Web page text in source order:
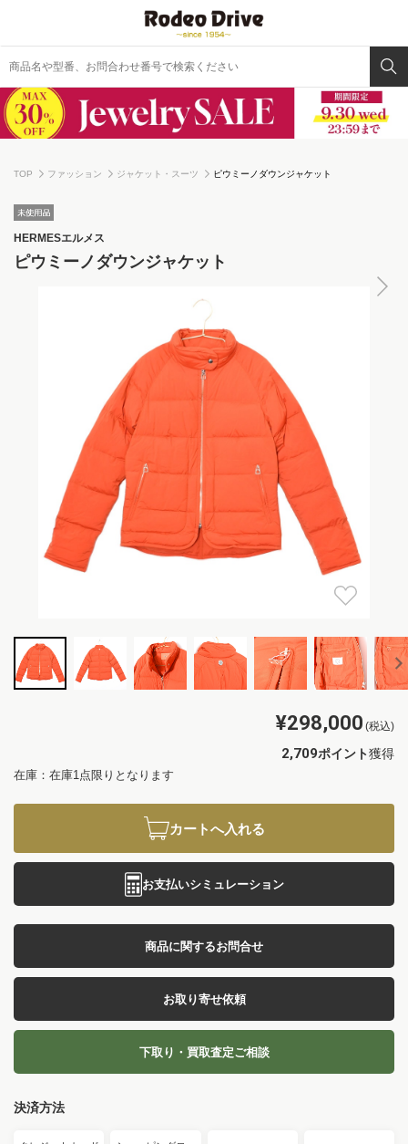
TOP ファッション ジャケット・スーツ ピウミーノダウンジャケット
HERMESエルメス
ピウミーノダウンジャケット
¥298,000 (税込)
2,709ポイント獲得
在庫：在庫1点限りとなります
カートへ入れる
お支払いシミュレーション
商品に関するお問合せ
お取り寄せ依頼
下取り・買取査定ご相談
決済方法